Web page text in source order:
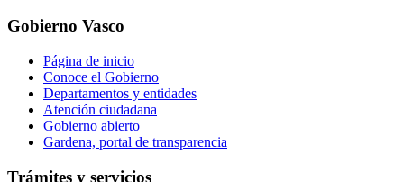
Gobierno Vasco
Página de inicio
Conoce el Gobierno
Departamentos y entidades
Atención ciudadana
Gobierno abierto
Gardena, portal de transparencia
Trámites y servicios